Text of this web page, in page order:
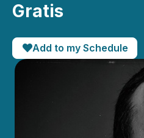
Gratis
Add to my Schedule